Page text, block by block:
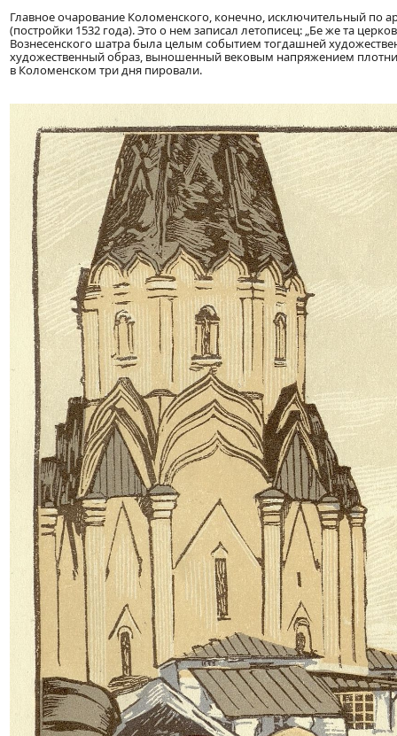
Главное очарование Коломенского, конечно, исключительный по
(постройки 1532 года). Это о нем записал летописец: „Бе же та
Вознесенского шатра была целым событием тогдашней
художественный образ, выношенный вековым напряжением
в Коломенском три дня пировали.